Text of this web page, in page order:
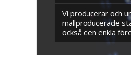
Vi producerar och
mallproducerade
också den enkla